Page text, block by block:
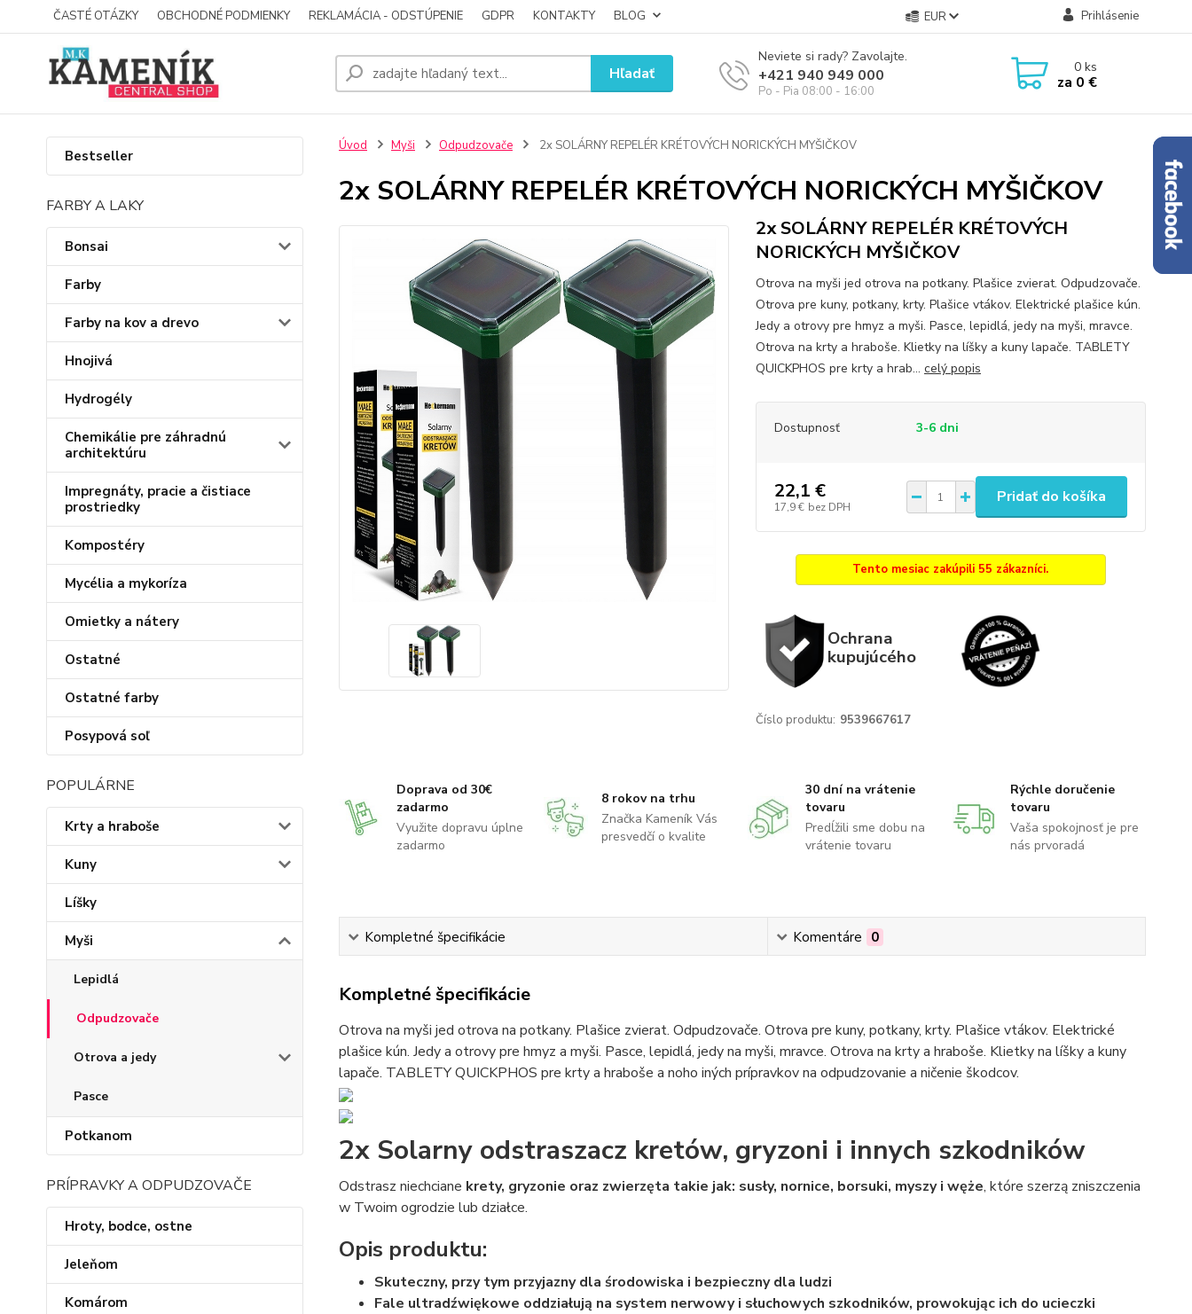
ČASTÉ OTÁZKY OBCHODNÉ PODMIENKY REKLAMÁCIA - ODSTÚPENIE GDPR KONTAKTY BLOG EUR Prihlásenie
Hľadať
Neviete si rady? Zavolajte.
+421 940 949 000
Po - Pia 08:00 - 16:00
0ks
za 0 €
Bestseller
FARBY A LAKY
Bonsai
Farby
Farby na kov a drevo
Hnojivá
Hydrogély
Chemikálie pre záhradnú
architektúru
Impregnáty, pracie a čistiace
prostriedky
Kompostéry
Mycélia a mykoríza
Omietky a nátery
Ostatné
Ostatné farby
Posypová soľ
POPULÁRNE
Krty a hraboše
Kuny
Líšky
Myši
Lepidlá
Odpudzovače
Otrova a jedy
Pasce
Potkanom
PRÍPRAVKY A ODPUDZOVAČE
Hroty, bodce, ostne
Jeleňom
Komárom
Úvod Myši Odpudzovače 2x SOLÁRNY REPELÉR KRÉTOVÝCH NORICKÝCH MYŠIČKOV
2x SOLÁRNY REPELÉR KRÉTOVÝCH NORICKÝCH MYŠIČKOV
2x SOLÁRNY REPELÉR KRÉTOVÝCH
NORICKÝCH MYŠIČKOV
Otrova na myši jed otrova na potkany. Plašice zvierat. Odpudzovače.
Otrova pre kuny, potkany, krty. Plašice vtákov. Elektrické plašice kún.
Jedy a otrovy pre hmyz a myši. Pasce, lepidlá, jedy na myši, mravce.
Otrova na krty a hraboše. Klietky na líšky a kuny lapače. TABLETY
QUICKPHOS pre krty a hrab... celý popis
Dostupnosť 3-6 dni
22,1 €
17,9 € bez DPH
Pridať do košíka
Tento mesiac zakúpili 55 zákazníci.
Ochrana
kupujúcého
Číslo produktu: 9539667617
Doprava od 30€
zadarmo
Využite dopravu úplne
zadarmo
8 rokov na trhu
Značka Kameník Vás
presvedčí o kvalite
30 dní na vrátenie
tovaru
Predĺžili sme dobu na
vrátenie tovaru
Rýchle doručenie
tovaru
Vaša spokojnosť je pre
nás prvoradá
Kompletné špecifikácie Komentáre 0
Kompletné špecifikácie
Otrova na myši jed otrova na potkany. Plašice zvierat. Odpudzovače. Otrova pre kuny, potkany, krty. Plašice vtákov. Elektrické
plašice kún. Jedy a otrovy pre hmyz a myši. Pasce, lepidlá, jedy na myši, mravce. Otrova na krty a hraboše. Klietky na líšky a kuny
lapače. TABLETY QUICKPHOS pre krty a hraboše a noho iných prípravkov na odpudzovanie a ničenie škodcov.
2x Solarny odstraszacz kretów, gryzoni i innych szkodników
Odstrasz niechciane krety, gryzonie oraz zwierzęta takie jak: susły, nornice, borsuki, myszy i węże, które szerzą zniszczenia
w Twoim ogrodzie lub działce.
Opis produktu:
Skuteczny, przy tym przyjazny dla środowiska i bezpieczny dla ludzi
Fale ultradźwiękowe oddziałują na system nerwowy i słuchowych szkodników, prowokując ich do ucieczki